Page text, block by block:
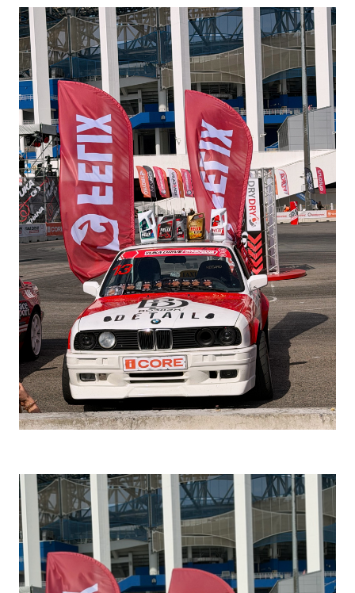
Липецкая обл.
Луганская Народная
Республика
Магаданская обл.
Московская обл.
Мурманская обл.
Нижегородская обл.
Новосибирская обл.
Омская обл.
Оренбургская обл.
Орловская обл.
Пензенская обл.
Пермский край
Приморский край
Р. Башкортостан
Р. Бурятия
Р. Ингушетия
Р. Кабардино-Балкарская
Ханты-Мансийский АО
Херсонская обл.
Челябинская обл.
Ямало-Ненецкий АО
Ярославская обл.
Беларусь
Армения
Азербайджан
Казахстан
Кыргызстан
Грузия
Молдова
Монголия
Приднестровье
Таджикистан
Туркмения
Узбекистан